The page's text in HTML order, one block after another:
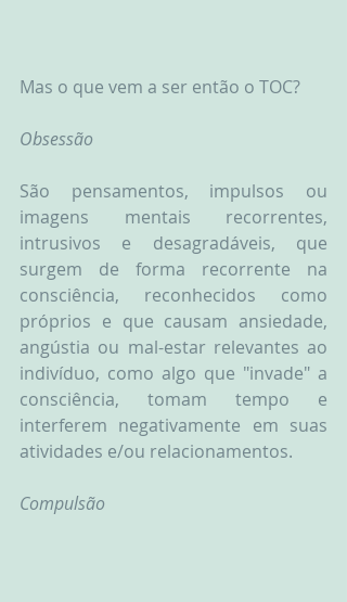
Mas o que vem a ser então o TOC?
Obsessão
São pensamentos, impulsos ou
imagens mentais recorrentes,
intrusivos e desagradáveis, que
surgem de forma recorrente na
consciência, reconhecidos como
próprios e que causam ansiedade,
angústia ou mal-estar relevantes ao
indivíduo, como algo que "invade" a
consciência, tomam tempo e
interferem negativamente em suas
atividades e/ou relacionamentos.
Compulsão